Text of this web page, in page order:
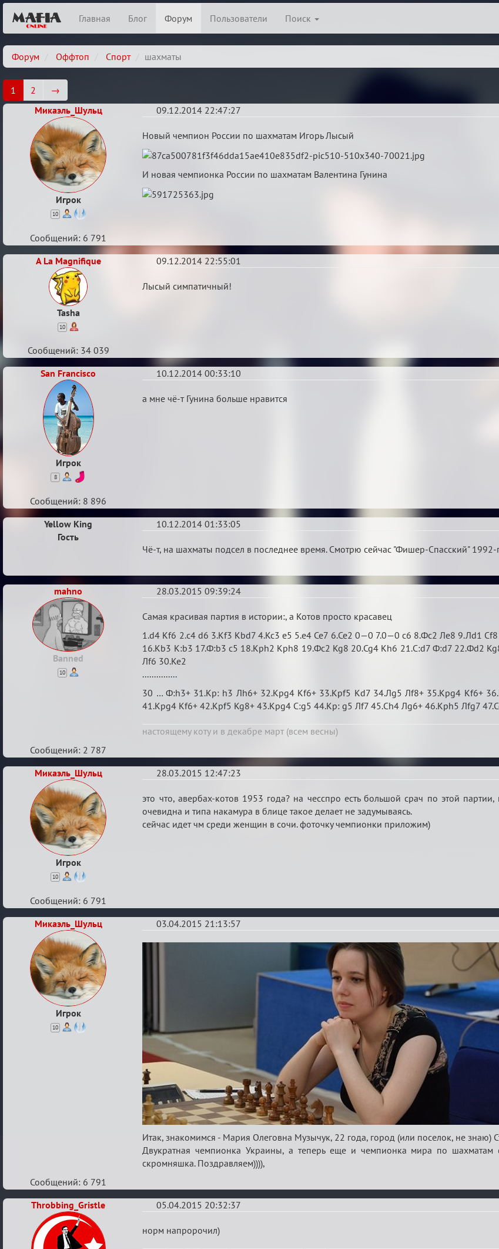
Главная Блог Форум Пользователи Поиск
Форум Оффтоп Спорт шахматы
1 2
→
Микаэль_Шульц
Игрок
10
09.12.2014 22:47:27
шахматы
Новый чемпион России по шахматам Игорь Лысый
И новая чемпионка России по шахматам Валентина Гунина
Сообщений: 6 791
A La Magnifique
Tasha
10
09.12.2014 22:55:01
Re:
Лысый симпатичный!
Сообщений: 34 039
San Francisco
Игрок
8
10.12.2014 00:33:10
Re:
а мне чё-т Гунина больше нравится
Сообщений: 8 896
Yellow King
Гость
10.12.2014 01:33:05
Re:
Чё-т, на шахматы подсел в последнее время. Смотрю сейчас "Фишер-Спасский" 1992-
mahno
Banned
10
28.03.2015 09:39:24
Re:
шахматы
Самая красивая партия в истории:, а Котов просто красавец
1.d4 Kf6 2.c4 d6 3.Kf3 Kbd7 4.Kc3 e5 5.e4 Ce7 6.Ce2 0—0 7.0—0 c6 8.Фс2 Ле8 9.Лd1
16.Kb3 K:b3 17.Ф:b3 c5 18.Kph2 Kph8 19.Фс2 Kg8 20.Cg4 Kh6 21.C:d7 Ф:d7 22.Фd2
Лf6 30.Ke2
...............
30 … Ф:h3+ 31.Kp: h3 Лh6+ 32.Kpg4 Kf6+ 33.Kpf5 Kd7 34.Лg5 Лf8+ 35.Kpg4 Kf6+
41.Kpg4 Kf6+ 42.Kpf5 Kg8+ 43.Kpg4 C:g5 44.Kp: g5 Лf7 45.Ch4 Лg6+ 46.Kph5 Лfg7
настоящему коту и в декабре март (всем весны)
Сообщений: 2 787
Микаэль_Шульц
Игрок
10
28.03.2015 12:47:23
Re:
шахматы
это что, авербах-котов 1953 года? на чесспро есть большой срач по этой
очевидна и типа накамура в блице такое делает не задумываясь.
сейчас идет чм среди женщин в сочи. фоточку чемпионки приложим)
Сообщений: 6 791
Микаэль_Шульц
Игрок
10
03.04.2015 21:13:57
Итак, знакомимся - Мария Олеговна Музычук, 22 года, город (или поселок, не знаю)
Двукратная чемпионка Украины, а теперь еще и чемпионка мира по
скромняшка. Поздравляем)))),
Сообщений: 6 791
Throbbing_Gristle 05.04.2015 20:32:37
Re:
норм напророчил)